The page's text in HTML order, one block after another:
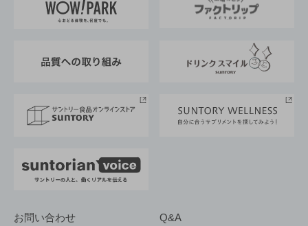
地域情報
サントリーサンバーズ大阪
サントリーが考えるサステナビリティ経営
企業概要
採用情報
お問い合わせ Q&A